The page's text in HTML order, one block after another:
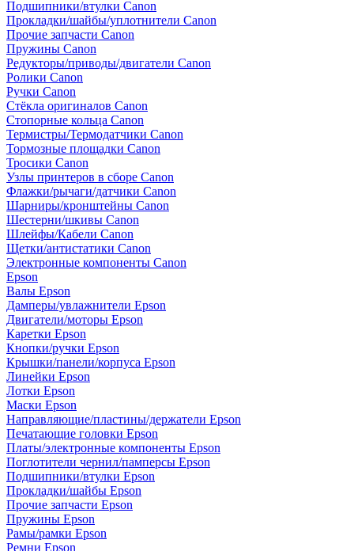
Подшипники/втулки Canon
Прокладки/шайбы/уплотнители Canon
Прочие запчасти Canon
Пружины Canon
Редукторы/приводы/двигатели Canon
Ролики Canon
Ручки Canon
Стёкла оригиналов Canon
Стопорные кольца Canon
Термистры/Термодатчики Canon
Тормозные площадки Canon
Тросики Canon
Узлы принтеров в сборе Canon
Флажки/рычаги/датчики Canon
Шарниры/кронштейны Canon
Шестерни/шкивы Canon
Шлейфы/Кабели Canon
Щетки/антистатики Canon
Электронные компоненты Canon
Epson
Валы Epson
Дамперы/увлажнители Epson
Двигатели/моторы Epson
Каретки Epson
Кнопки/ручки Epson
Крышки/панели/корпуса Epson
Линейки Epson
Лотки Epson
Маски Epson
Направляющие/пластины/держатели Epson
Печатающие головки Epson
Платы/электронные компоненты Epson
Поглотители чернил/памперсы Epson
Подшипники/втулки Epson
Прокладки/шайбы Epson
Прочие запчасти Epson
Пружины Epson
Рамы/рамки Epson
Ремни Epson